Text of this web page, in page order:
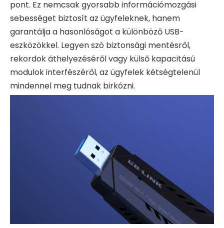
pont. Ez nemcsak gyorsabb információmozgási
sebességet biztosít az ügyfeleknek, hanem
garantálja a hasonlóságot a különböző USB-
eszközökkel. Legyen szó biztonsági mentésről,
rekordok áthelyezéséről vagy külső kapacitású
modulok interfészéről, az ügyfelek kétségtelenül
mindennel meg tudnak birkózni.